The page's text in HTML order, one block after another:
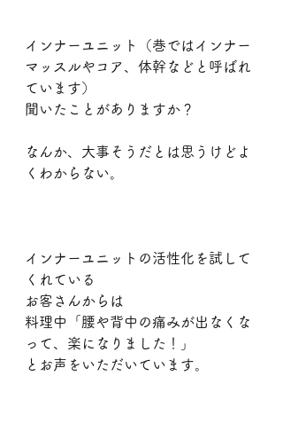
インナーユニット（巷ではインナー
マッスルやコア、体幹などと呼ばれ
ています）
聞いたことがありますか？
なんか、大事そうだとは思うけどよ
くわからない。
インナーユニットの活性化を試して
くれている
お客さんからは
料理中「腰や背中の痛みが出なくな
って、楽になりました！」
とお声をいただいています。